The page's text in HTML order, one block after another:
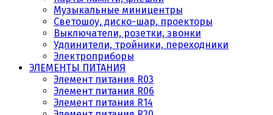
Музыкальные миницентры
Светошоу, диско-шар, проекторы
Выключатели, розетки, звонки
Удлинители, тройники, переходники
Электроприборы
ЭЛЕМЕНТЫ ПИТАНИЯ
Элемент питания R03
Элемент питания R06
Элемент питания R14